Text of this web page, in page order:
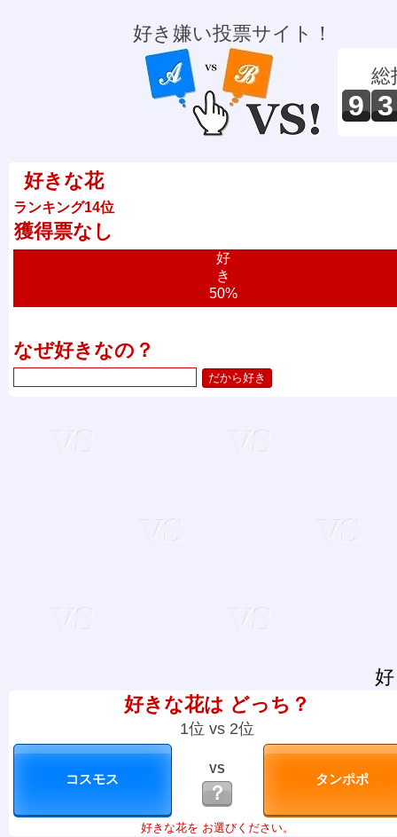
好き嫌い投票サイト！
総
9 3
好きな花
ランキング14位
獲得票なし
好
き
50%
なぜ好きなの？
好きな花は どっち？
1位 vs 2位
VS
？
好きな花を お選びください。